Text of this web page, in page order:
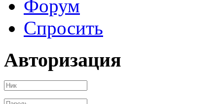
Форум
Спросить
Авторизация